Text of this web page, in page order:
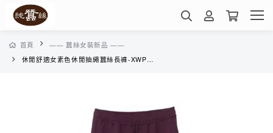
首頁
—— 蠶絲女裝新品 ——
休閒舒適女素色休閒抽繩蠶絲長褲-XWP4HC0156(茄紫紅)